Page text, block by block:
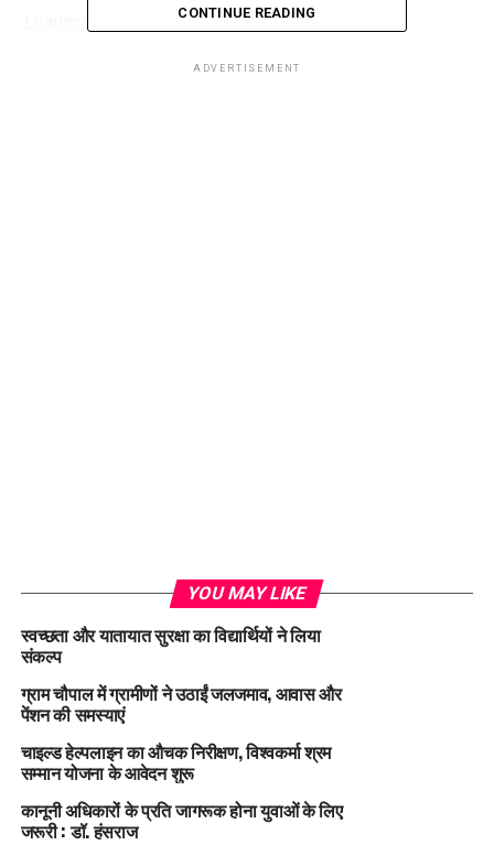
CONTINUE READING
ADVERTISEMENT
YOU MAY LIKE
स्वच्छता और यातायात सुरक्षा का विद्यार्थियों ने लिया
संकल्प
ग्राम चौपाल में ग्रामीणों ने उठाईं जलजमाव, आवास और
पेंशन की समस्याएं
चाइल्ड हेल्पलाइन का औचक निरीक्षण, विश्वकर्मा श्रम
सम्मान योजना के आवेदन शुरू
कानूनी अधिकारों के प्रति जागरूक होना युवाओं के लिए
जरूरी : डॉ. हंसराज